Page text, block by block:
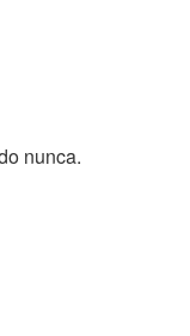
nunca.